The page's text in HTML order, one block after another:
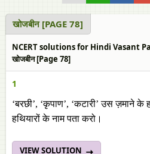
खोजबीन [PAGE 78]
NCERT solutions for Hindi Vasant Part
खोजबीन [Page 78]
1
‘बरछी’, ‘कृपाण’, ‘कटारी’ उस
हथियारों के नाम पता करो।
VIEW SOLUTION